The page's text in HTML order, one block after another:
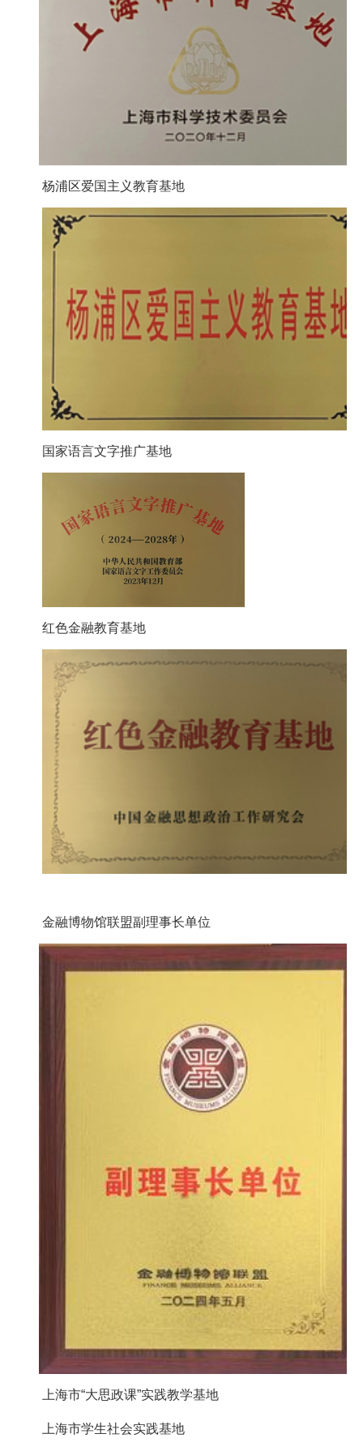
杨浦区爱国主义教育基地
国家语言文字推广基地
红色金融教育基地
金融博物馆联盟副理事长单位
上海市“大思政课”实践教学基地
上海市学生社会实践基地